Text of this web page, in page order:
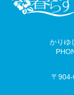
かりゆ
〒